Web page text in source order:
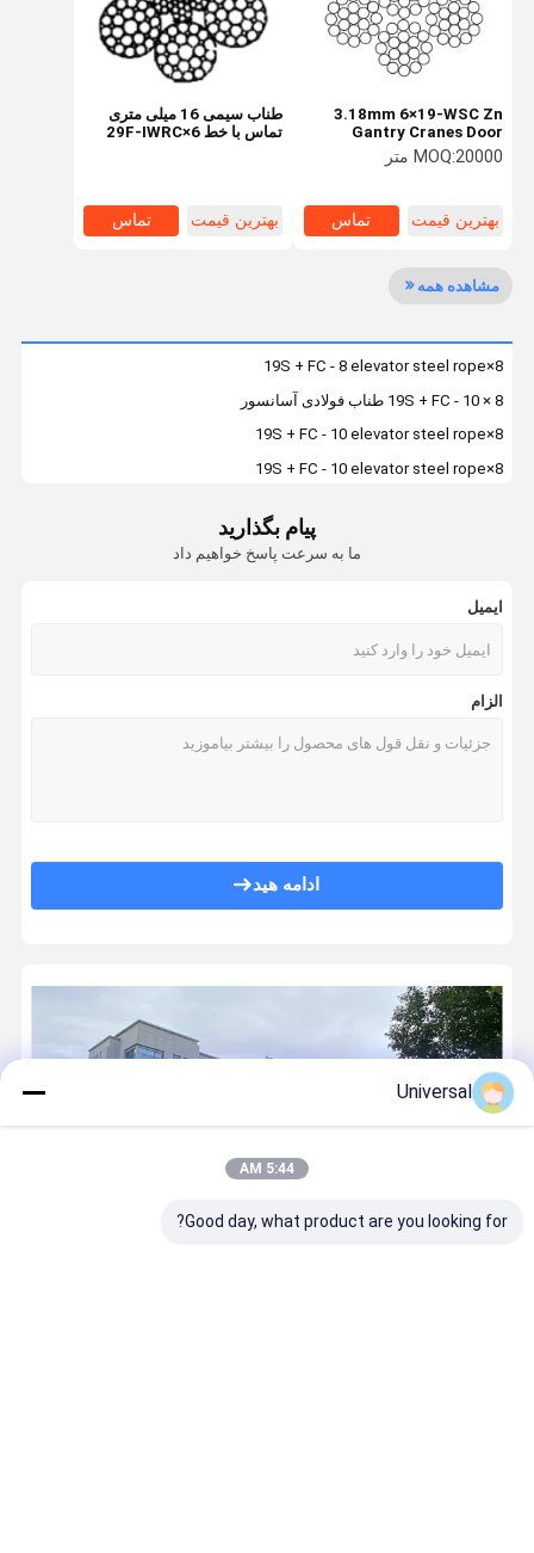
کنترل کیفیت
با ما تماس
بگیرید
اخبار پرونده ها
3.18mm 6×19-WSC Zn
Gantry Cranes Door
Machine Rope Galvanized
Surface Treatment
MOQ:20000 متر
بهترین قیمت تماس
طناب سیمی 16 میلی متری
تماس با خط 6×29F-IWRC
بهترین قیمت تماس
مشاهده همه
8×19S + FC - 8 elevator steel rope
8 × 19S + FC - 10 طناب فولادی آسانسور
8×19S + FC - 10 elevator steel rope
8×19S + FC - 10 elevator steel rope
8×19S + FC - 11 elevator steel rope
8×19S + FC - 12 elevator steel rope
Hoisting Steel Wire Rope For Elevator 8×19S 14mm Nominal Diameter
14mm قطر اسمی سیم فولادی برای آسانسور 8 × 19S + NFC
14mm قطر اسمی آسانسور فولاد سیم 8 × 19S + NFC 8 رشته
پیام بگذارید
ما به سرعت پاسخ خواهیم داد
ایمیل
الزام
ادامه هید
Universal
5:44 AM
Good day, what product are you looking for?